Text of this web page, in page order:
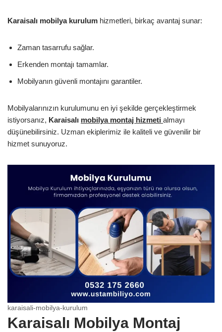
Karaisalı mobilya kurulum hizmetleri, birkaç avantaj sunar:
Zaman tasarrufu sağlar.
Erkenden montajı tamamlar.
Mobilyanın güvenli montajını garantiler.
Mobilyalarınızın kurulumunu en iyi şekilde gerçekleştirmek
istiyorsanız, Karaisalı mobilya montaj hizmeti almayı
düşünebilirsiniz. Uzman ekiplerimiz ile kaliteli ve güvenilir bir
hizmet sunuyoruz.
karaisali-mobilya-kurulum
Karaisalı Mobilya Montaj